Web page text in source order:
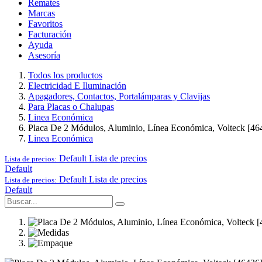
Remates
Marcas
Favoritos
Facturación
Ayuda
Asesoría
Todos los productos
Electricidad E Iluminación
Apagadores, Contactos, Portalámparas y Clavijas
Para Placas o Chalupas
Linea Económica
Placa De 2 Módulos, Aluminio, Línea Económica, Volteck
Linea Económica
Lista de precios: Default Lista de precios
Default
Lista de precios: Default Lista de precios
Default